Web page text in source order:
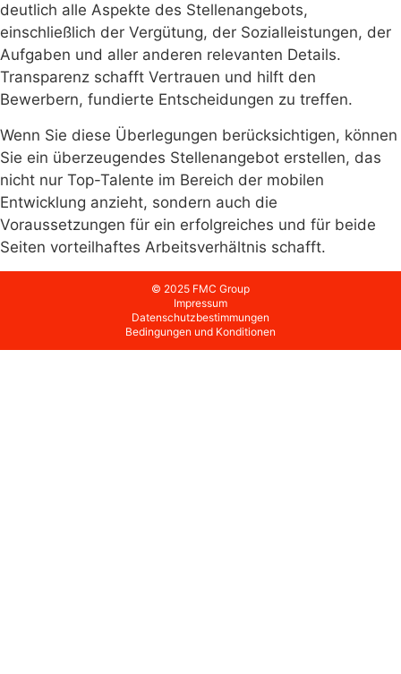
deutlich alle Aspekte des Stellenangebots,
einschließlich der Vergütung, der Sozialleistungen, der
Aufgaben und aller anderen relevanten Details.
Transparenz schafft Vertrauen und hilft den
Bewerbern, fundierte Entscheidungen zu treffen.
Wenn Sie diese Überlegungen berücksichtigen, können
Sie ein überzeugendes Stellenangebot erstellen, das
nicht nur Top-Talente im Bereich der mobilen
Entwicklung anzieht, sondern auch die
Voraussetzungen für ein erfolgreiches und für beide
Seiten vorteilhaftes Arbeitsverhältnis schafft.
© 2025 FMC Group
Impressum
Datenschutzbestimmungen
Bedingungen und Konditionen